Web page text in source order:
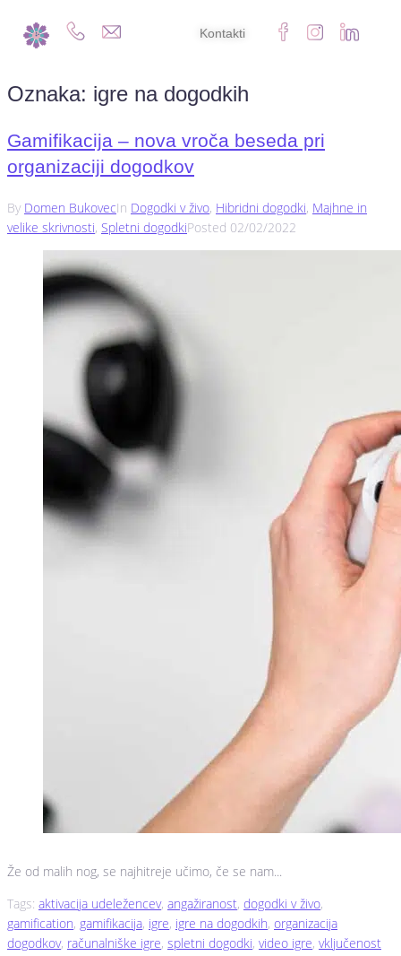
Kontakti
Oznaka: igre na dogodkih
Gamifikacija – nova vroča beseda pri
organizaciji dogodkov
By Domen BukovecIn Dogodki v živo, Hibridni dogodki, Majhne in
velike skrivnosti, Spletni dogodkiPosted 02/02/2022
Že od malih nog, se najhitreje učimo, če se nam...
Tags: aktivacija udeležencev, angažiranost, dogodki v živo,
gamification, gamifikacija, igre, igre na dogodkih, organizacija
dogodkov, računalniške igre, spletni dogodki, video igre, vključenost